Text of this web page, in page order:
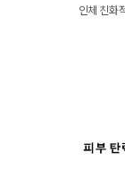
인체 친화